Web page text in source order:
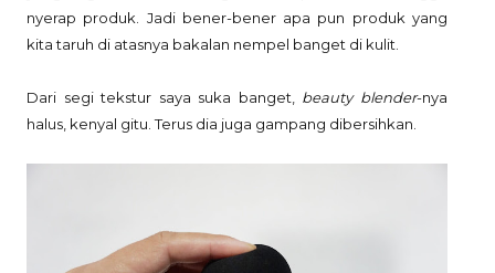
nyerap produk. Jadi bener-bener apa pun produk yang
kita taruh di atasnya bakalan nempel banget di kulit.
Dari segi tekstur saya suka banget, beauty blender-nya
halus, kenyal gitu. Terus dia juga gampang dibersihkan.